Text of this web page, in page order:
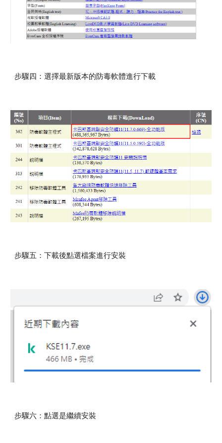
步驟四 ：選擇最新版本的防毒軟體進行下載
步驟五：下載後點選檔案進行安裝
步驟六 ：點選是繼續安裝